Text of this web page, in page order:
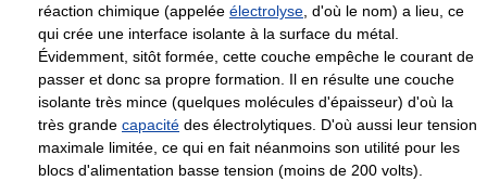
réaction chimique (appelée électrolyse , d'où le nom) a lieu, ce
qui crée une interface isolante à la surface du métal.
Évidemment, sitôt formée, cette couche empêche le courant de
passer et donc sa propre formation. Il en résulte une couche
isolante très mince (quelques molécules d'épaisseur) d'où la
très grande capacité des électrolytiques. D'où aussi leur tension
maximale limitée, ce qui en fait néanmoins son utilité pour les
blocs d'alimentation basse tension (moins de 200 volts).